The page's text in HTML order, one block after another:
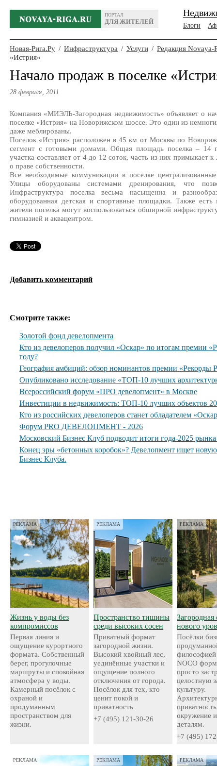
ПОРТАЛ
ДЛЯ ЖИТЕЛЕЙ
Блоги
Новая-Рига.Ру / Инфраструктура / Услуги / Редакция Novaya-
«Истрия»
Начало продаж в поселке
28 февраля, 2011
Компания «МИЭЛЬ-Загородная недвижимость» объявляет о
поселке «Истрия» на Новорижском шоссе. Это один из
даже меблированы.
Поселок «Истрия» расположен в 45 км от Москвы по
сегмент с готовыми домами. Общая площадь поселка –
участка составляет от 4 до 12 соток, часть из них примыкает
о праве собственности.
Все необходимые коммуникации в поселке
Улицы оборудованы системами дренирования, что
Инфраструктура поселка весьма насыщенна и
оборудованная детская и спортивные площадки. Также
жители поселка могут воспользоваться обширной
гимназией и аквацентром.
Добавить комментарий
Смотрите также:
Золотой фонд девелопмента
Кто из девелоперов получил «Оскар» по итогам премии
году?
География амбиций: обзор номинантов премии
Опубликовано исследование «ТОП-10 лучших
Всероссийский форум «ПРО девелопмент» в Москве
Инвестиции в недвижимость: ТОП-10 лучших объектов
Кто из российских девелоперов станет обладателем
Форум PRO ДЕВЕЛОПМЕНТ - 2026
Московский Бизнес Клуб подводит итоги года-2025
Конец эры «бетонных коробок»? Девелопмент ищет
Бизнес Клуба.
РЕКЛАМА
Жизнь у воды без
компромиссов
Первая линия и
ощущение курортного
формата. Собственный
берег, прогулочные
маршруты и спокойная
атмосфера у воды.
Камерный посёлок с
охраной и
продуманным
пространством для
жизни.
РЕКЛАМА
Пространство тишины
среди высоких сосен
Приватный формат
загородной жизни.
Высокий хвойный лес,
уединённые участки и
ощущение полного
отключения от города.
Посёлок для тех, кто
ценит покой и
приватность
+7 (495) 121-30-26
РЕКЛАМА
Загородная
нового
Посёлки
NOCO
просто
целостную
культуру.
окружение
деталям.
+7 (495)
РЕКЛАМА РЕКЛАМА РЕКЛАМА